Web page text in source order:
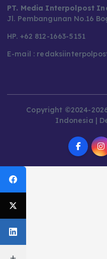
PT. Media Interpolpost
Jl. Pembangunan No.16
HP. +62 812-1663-5151
E-mail :
Copyright ©2024-
Indonesia |